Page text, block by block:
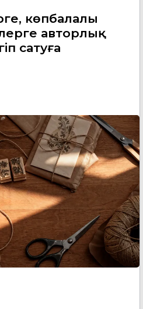
көпбалалы
авторлық
сатуға